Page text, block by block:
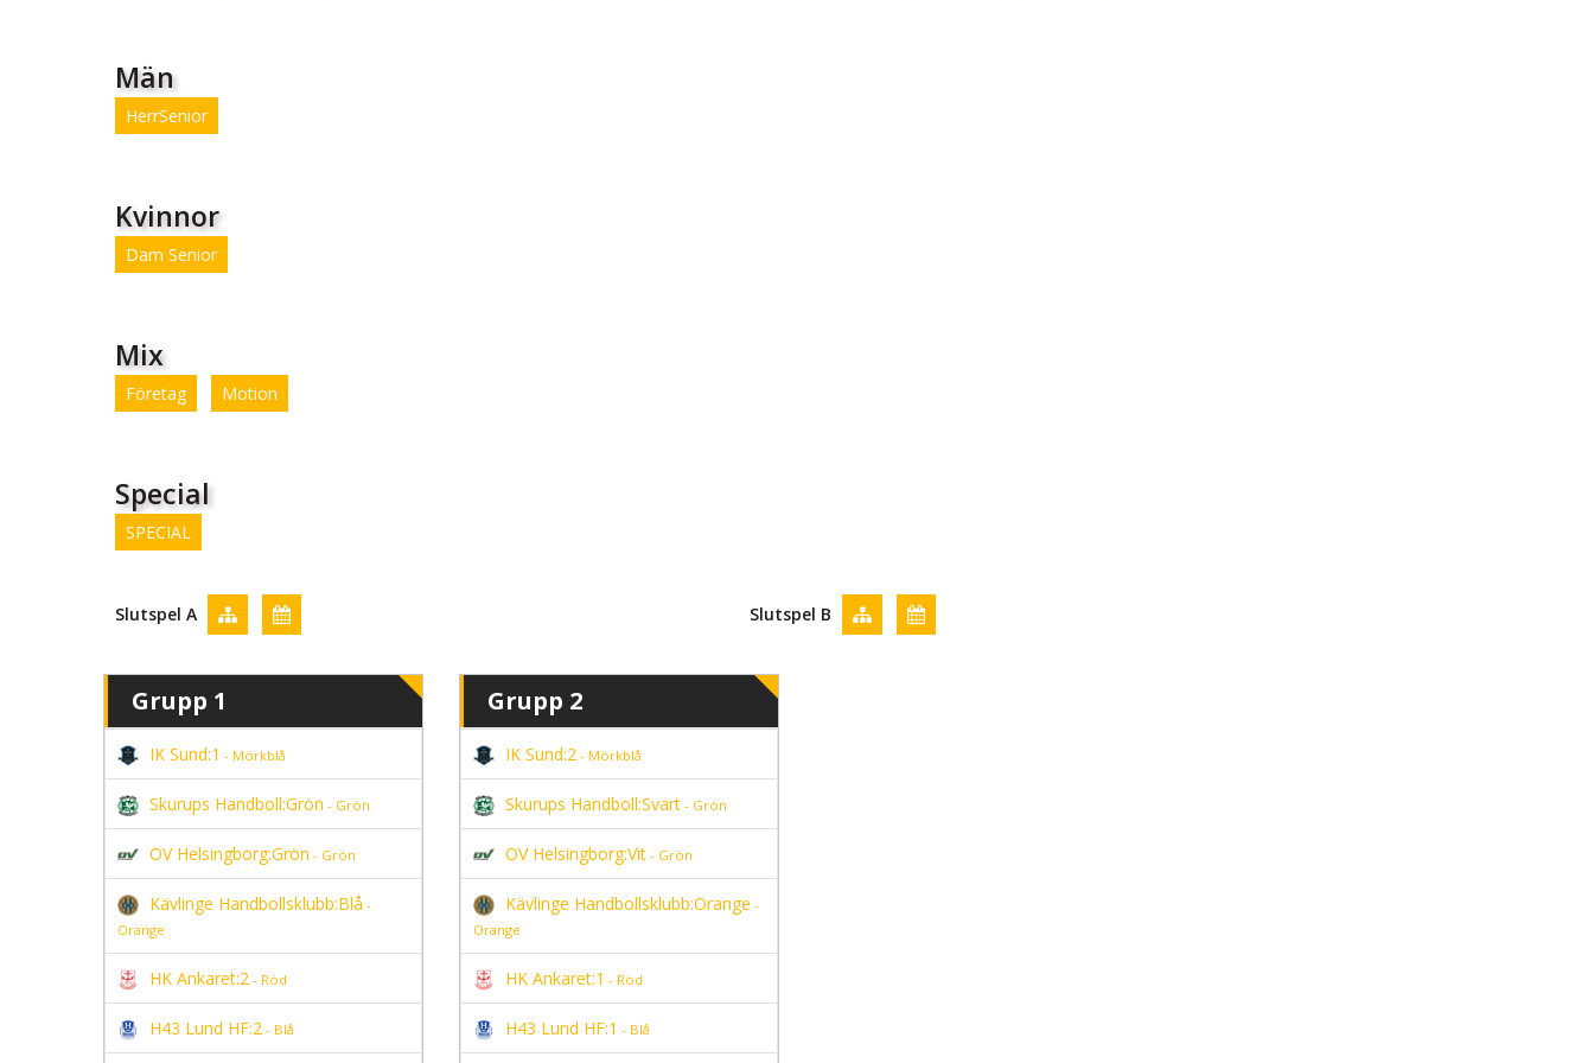
Män
HerrSenior
Kvinnor
Dam Senior
Mix
Företag Motion
Special
SPECIAL
Slutspel A Slutspel B
Grupp 1
IK Sund:1 - Mörkblå
Skurups Handboll:Grön - Grön
OV Helsingborg:Grön - Grön
Kävlinge Handbollsklubb:Blå -
Orange
HK Ankaret:2 - Röd
H43 Lund HF:2 - Blå
Grupp 2
IK Sund:2 - Mörkblå
Skurups Handboll:Svart - Grön
OV Helsingborg:Vit - Grön
Kävlinge Handbollsklubb:Orange -
Orange
HK Ankaret:1 - Röd
H43 Lund HF:1 - Blå